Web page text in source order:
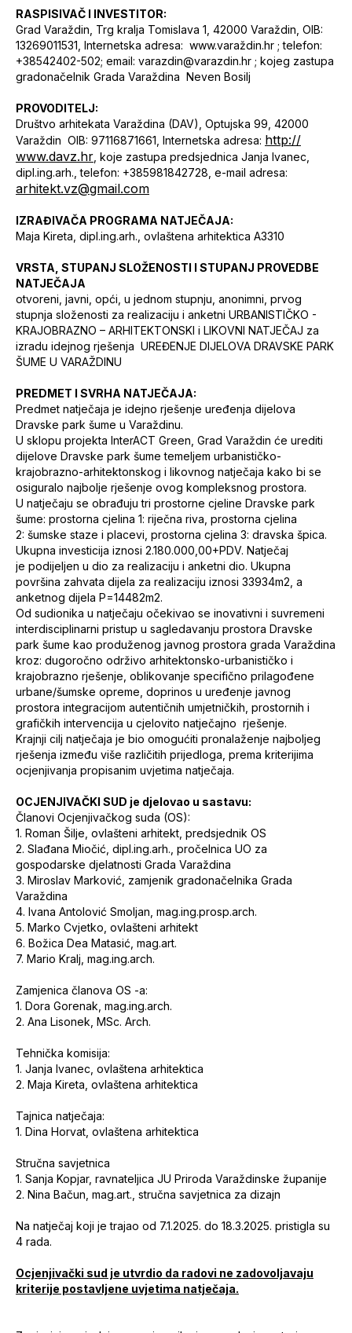
RASPISIVAČ I INVESTITOR:
Grad Varaždin, Trg kralja Tomislava 1, 42000 Varaždin, OIB:
13269011531, Internetska adresa: www.varaždin.hr ; telefon:
+38542402-502; email: varazdin@varazdin.hr ; kojeg zastupa
gradonačelnik Grada Varaždina Neven Bosilj
PROVODITELJ:
Društvo arhitekata Varaždina (DAV), Optujska 99, 42000
Varaždin OIB: 97116871661, Internetska adresa: http://
www.davz.hr , koje zastupa predsjednica Janja Ivanec,
dipl.ing.arh., telefon: +385981842728, e-mail adresa:
arhitekt.vz@gmail.com
IZRAĐIVAČA PROGRAMA NATJEČAJA:
Maja Kireta, dipl.ing.arh., ovlaštena arhitektica A3310
VRSTA, STUPANJ SLOŽENOSTI I STUPANJ PROVEDBE
NATJEČAJA
otvoreni, javni, opći, u jednom stupnju, anonimni, prvog
stupnja složenosti za realizaciju i anketni URBANISTIČKO -
KRAJOBRAZNO – ARHITEKTONSKI i LIKOVNI NATJEČAJ za
izradu idejnog rješenja UREĐENJE DIJELOVA DRAVSKE PARK
ŠUME U VARAŽDINU
PREDMET I SVRHA NATJEČAJA:
Predmet natječaja je idejno rješenje uređenja dijelova
Dravske park šume u Varaždinu.
U sklopu projekta InterACT Green, Grad Varaždin će urediti
dijelove Dravske park šume temeljem urbanističko-
krajobrazno-arhitektonskog i likovnog natječaja kako bi se
osiguralo najbolje rješenje ovog kompleksnog prostora.
U natječaju se obrađuju tri prostorne cjeline Dravske park
šume: prostorna cjelina 1: riječna riva, prostorna cjelina
2: šumske staze i placevi, prostorna cjelina 3: dravska špica.
Ukupna investicija iznosi 2.180.000,00+PDV. Natječaj
je podijeljen u dio za realizaciju i anketni dio. Ukupna
površina zahvata dijela za realizaciju iznosi 33934m2, a
anketnog dijela P=14482m2.
Od sudionika u natječaju očekivao se inovativni i suvremeni
interdisciplinarni pristup u sagledavanju prostora Dravske
park šume kao produženog javnog prostora grada Varaždina
kroz: dugoročno održivo arhitektonsko-urbanističko i
krajobrazno rješenje, oblikovanje specifično prilagođene
urbane/šumske opreme, doprinos u uređenje javnog
prostora integracijom autentičnih umjetničkih, prostornih i
grafičkih intervencija u cjelovito natječajno rješenje.
Krajnji cilj natječaja je bio omogućiti pronalaženje najboljeg
rješenja između više različitih prijedloga, prema kriterijima
ocjenjivanja propisanim uvjetima natječaja.
OCJENJIVAČKI SUD je djelovao u sastavu:
Članovi Ocjenjivačkog suda (OS):
1. Roman Šilje, ovlašteni arhitekt, predsjednik OS
2. Slađana Miočić, dipl.ing.arh., pročelnica UO za
gospodarske djelatnosti Grada Varaždina
3. Miroslav Marković, zamjenik gradonačelnika Grada
Varaždina
4. Ivana Antolović Smoljan, mag.ing.prosp.arch.
5. Marko Cvjetko, ovlašteni arhitekt
6. Božica Dea Matasić, mag.art.
7. Mario Kralj, mag.ing.arch.
Zamjenica članova OS -a:
1. Dora Gorenak, mag.ing.arch.
2. Ana Lisonek, MSc. Arch.
Tehnička komisija:
1. Janja Ivanec, ovlaštena arhitektica
2. Maja Kireta, ovlaštena arhitektica
Tajnica natječaja:
1. Dina Horvat, ovlaštena arhitektica
Stručna savjetnica
1. Sanja Kopjar, ravnateljica JU Priroda Varaždinske županije
2. Nina Bačun, mag.art., stručna savjetnica za dizajn
Na natječaj koji je trajao od 7.1.2025. do 18.3.2025. pristigla su
4 rada.
Ocjenjivački sud je utvrdio da radovi ne zadovoljavaju
kriterije postavljene uvjetima natječaja.